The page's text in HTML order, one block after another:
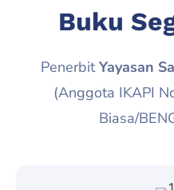
Buku
PenerbitYayasan
(Anggota IKAPI
Biasa/